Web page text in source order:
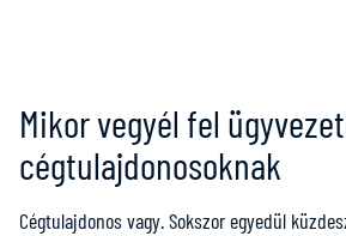
Mikor vegyél fel
cégtulajdonosoknak
Cégtulajdonos vagy. Sokszor egyedül